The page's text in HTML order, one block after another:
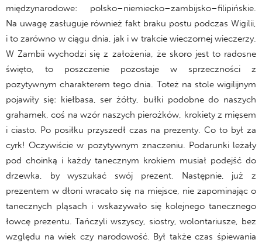
międzynarodowe: polsko–niemiecko–zambijsko–filipińskie.
Na uwagę zasługuje również fakt braku postu podczas Wigilii,
i to zarówno w ciągu dnia, jak i w trakcie wieczornej wieczerzy.
W Zambii wychodzi się z założenia, że skoro jest to radosne
święto, to poszczenie pozostaje w sprzeczności z
pozytywnym charakterem tego dnia. Toteż na stole wigilijnym
pojawiły się: kiełbasa, ser żółty, bułki podobne do naszych
grahamek, coś na wzór naszych pierożków, krokiety z mięsem
i ciasto. Po posiłku przyszedł czas na prezenty. Co to był za
cyrk! Oczywiście w pozytywnym znaczeniu. Podarunki leżały
pod choinką i każdy tanecznym krokiem musiał podejść do
drzewka, by wyszukać swój prezent. Następnie, już z
prezentem w dłoni wracało się na miejsce, nie zapominając o
tanecznych pląsach i wskazywało się kolejnego tanecznego
łowcę prezentu. Tańczyli wszyscy, siostry, wolontariusze, bez
względu na wiek czy narodowość. Był także czas śpiewania